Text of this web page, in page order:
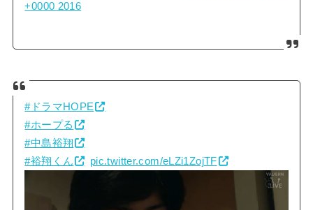
+0000 2016
#ドラマHOPE
#ホープる
#中島裕翔
#裕翔くん
pic.twitter.com/eLZi1ZojTF